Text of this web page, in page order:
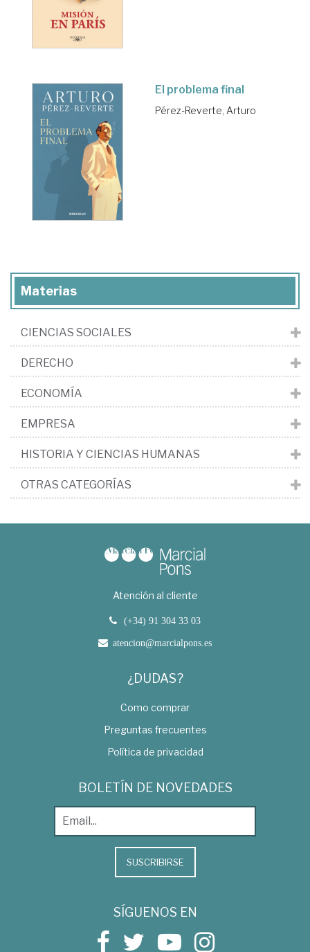
El problema final
Pérez-Reverte, Arturo
Materias
CIENCIAS SOCIALES
DERECHO
ECONOMÍA
EMPRESA
HISTORIA Y CIENCIAS HUMANAS
OTRAS CATEGORÍAS
Atención al cliente
(+34) 91 304 33 03
atencion@marcialpons.es
¿DUDAS?
Como comprar
Preguntas frecuentes
Política de privacidad
BOLETÍN DE NOVEDADES
SUSCRIBIRSE
SÍGUENOS EN